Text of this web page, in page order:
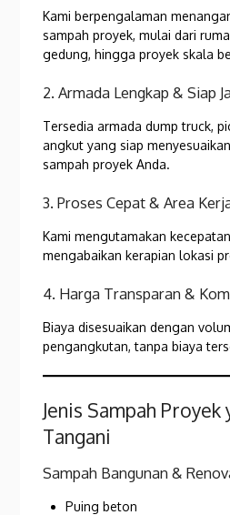
Kami berpengalaman
sampah proyek, mulai dari
gedung, hingga proyek skala
2. Armada Lengkap & Siap
Tersedia armada dump truck,
angkut yang siap
sampah proyek Anda.
3. Proses Cepat & Area
Kami mengutamakan
mengabaikan kerapian lokasi
4. Harga Transparan &
Biaya disesuaikan dengan
pengangkutan, tanpa biaya
Jenis Sampah Proyek
Tangani
Sampah Bangunan &
Puing beton